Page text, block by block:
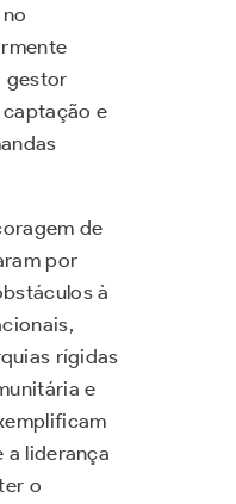
gestor
captação e
de
por
à
rígidas
e
a liderança
o